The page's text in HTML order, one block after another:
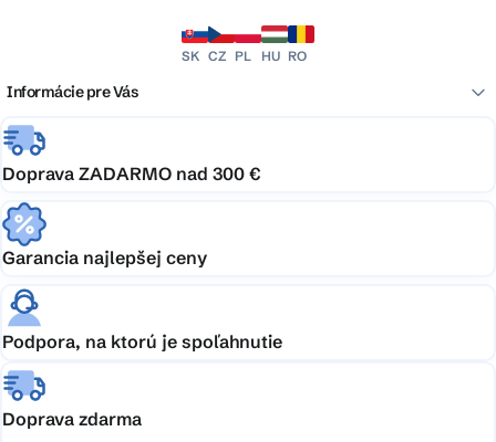
SK CZ PL HU RO
Informácie pre Vás
Doprava ZADARMO nad 300 €
Garancia najlepšej ceny
Podpora, na ktorú je spoľahnutie
Doprava zdarma